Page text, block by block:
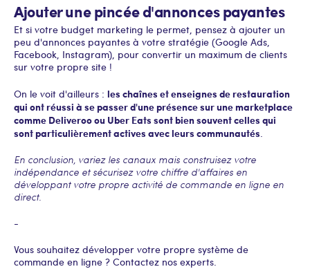
Ajouter une pincée d'annonces payantes
Et si votre budget marketing le permet, pensez à ajouter un
peu d'annonces payantes à votre stratégie (Google Ads,
Facebook, Instagram), pour convertir un maximum de clients
sur votre propre site !
On le voit d'ailleurs : les chaînes et enseignes de restauration
qui ont réussi à se passer d'une présence sur une marketplace
comme Deliveroo ou Uber Eats sont bien souvent celles qui
sont particulièrement actives avec leurs communautés.
En conclusion, variez les canaux mais construisez votre
indépendance et sécurisez votre chiffre d'affaires en
développant votre propre activité de commande en ligne en
direct.
-
Vous souhaitez développer votre propre système de
commande en ligne ? Contactez nos experts.